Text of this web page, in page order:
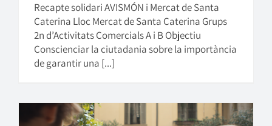
Recapte solidari AVISMÓN i Mercat de Santa
Caterina Lloc Mercat de Santa Caterina Grups
2n d’Activitats Comercials A i B Objectiu
Conscienciar la ciutadania sobre la importància
de garantir una [...]